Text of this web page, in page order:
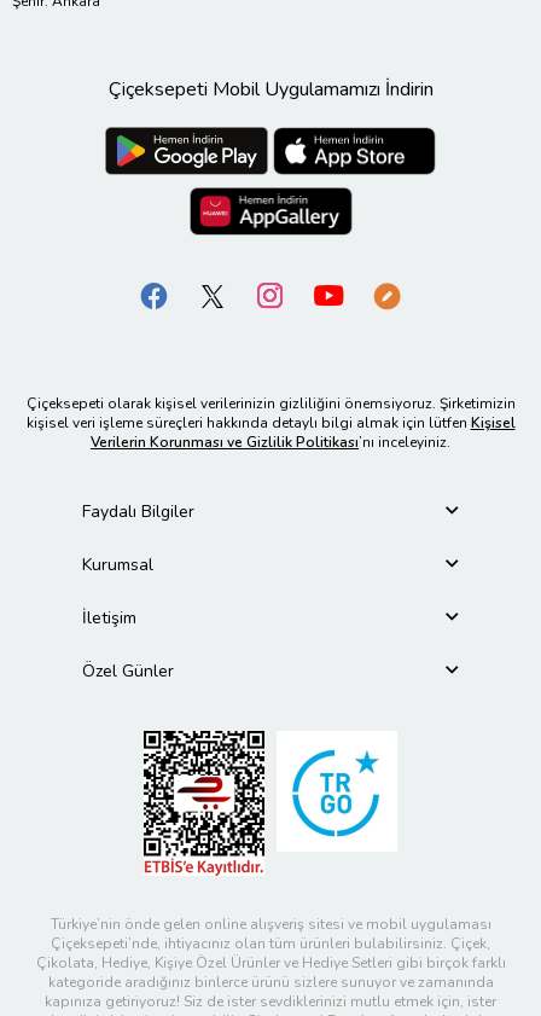
Çiçeksepeti Mobil Uygulamamızı İndirin
Çiçeksepeti olarak kişisel verilerinizin gizliliğini önemsiyoruz. Şirketimizin
kişisel veri işleme süreçleri hakkında detaylı bilgi almak için lütfen Kişisel
Verilerin Korunması ve Gizlilik Politikası’nı inceleyiniz.
Faydalı Bilgiler
Kurumsal
İletişim
Özel Günler
Türkiye’nin önde gelen online alışveriş sitesi ve mobil uygulaması
Çiçeksepeti’nde, ihtiyacınız olan tüm ürünleri bulabilirsiniz. Çiçek,
Çikolata, Hediye, Kişiye Özel Ürünler ve Hediye Setleri gibi birçok farklı
kategoride aradığınız binlerce ürünü sizlere sunuyor ve zamanında
kapınıza getiriyoruz! Siz de ister sevdiklerinizi mutlu etmek için, ister